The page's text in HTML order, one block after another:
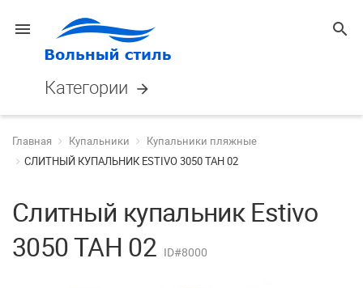
menu search
Категории arrow_forward
Главная Купальники
Купальники пляжные
СЛИТНЫЙ КУПАЛЬНИК ESTIVO 3050 TAH 02
Слитный купальник Estivo
3050 TAH 02 ID#8000